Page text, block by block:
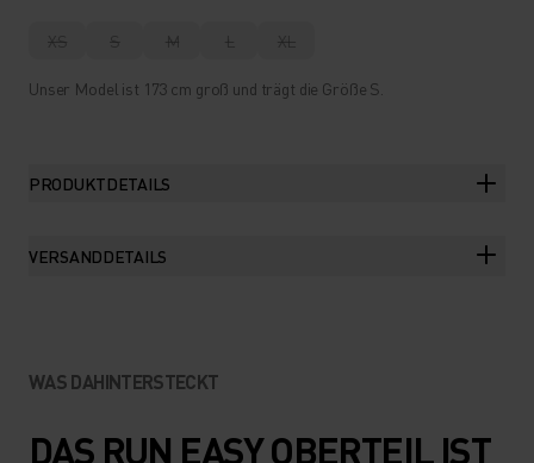
XS S M L XL
Unser Model ist 173 cm groß und trägt die Größe S.
PRODUKTDETAILS
VERSANDDETAILS
WAS DAHINTERSTECKT
DAS RUN EASY OBERTEIL IST